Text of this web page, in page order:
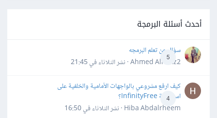
أحدث أسئلة البرمجة
5
سؤال عن تعلم البرمجه
Ahmed Alhafiz2 · نشر
الثلاثاء في 21:45
4
كيف ارفع مشروعي بالواجهات الأمامية والخلفية على
استضافة InfinityFree؟
Hiba Abdalrheem · نشر
الثلاثاء في 16:50